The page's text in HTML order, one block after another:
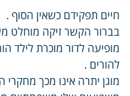
חיים תפקידם כשאין הסוף .
בברור הקשר זיקה מוחלט
מופיעה לדור מוכרת לילד
להורים .
מוגן יתרה אינו מכך